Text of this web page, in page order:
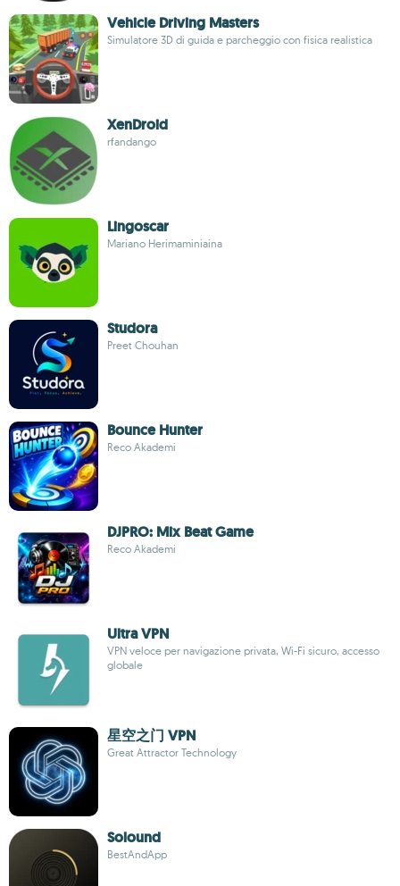
Vehicle Driving Masters
Simulatore 3D di guida e parcheggio con fisica realistica
XenDroid
rfandango
Lingoscar
Mariano Herimaminiaina
Studora
Preet Chouhan
Bounce Hunter
Reco Akademi
DJPRO: Mix Beat Game
Reco Akademi
Ultra VPN
VPN veloce per navigazione privata, Wi-Fi sicuro, accesso
globale
星空之门 VPN
Great Attractor Technology
Solound
BestAndApp